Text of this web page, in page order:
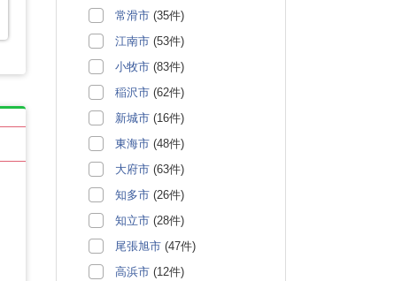
常滑市 (35件)
江南市 (53件)
小牧市 (83件)
稲沢市 (62件)
新城市 (16件)
東海市 (48件)
大府市 (63件)
知多市 (26件)
知立市 (28件)
尾張旭市 (47件)
高浜市 (12件)